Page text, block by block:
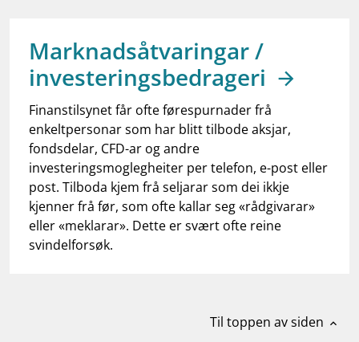
dashboardInformasjon for investorer
notifications_noneAbonner på nyhetsvarsel
Marknadsåtvaringar /
investeringsbedrageri
Finanstilsynet får ofte førespurnader frå
enkeltpersonar som har blitt tilbode aksjar,
fondsdelar, CFD-ar og andre
investeringsmoglegheiter per telefon, e-post eller
post. Tilboda kjem frå seljarar som dei ikkje
kjenner frå før, som ofte kallar seg «rådgivarar»
eller «meklarar». Dette er svært ofte reine
svindelforsøk.
Til toppen av siden expand_less